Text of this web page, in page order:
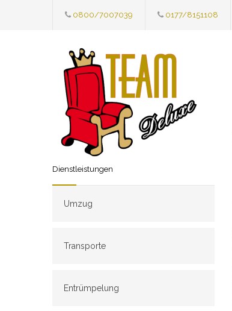
0800/7007039 0177/8151108
Dienstleistungen
Umzug
Transporte
Entrümpelung